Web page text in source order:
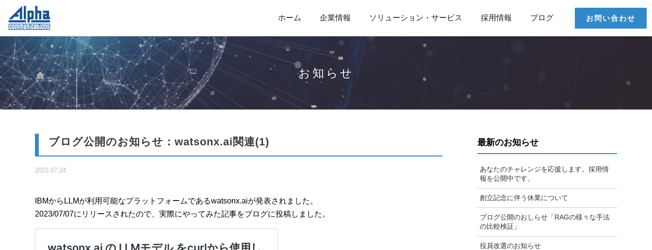
ホーム 企業情報 ソリューション・サービス 採用情報 ブログ お問い合わせ
お知らせ
ブログ公開のお知らせ：watsonx.ai関連(1)
2023.07.24
IBMからLLMが利用可能なプラットフォームであるwatsonx.aiが発表されました。
2023/07/07にリリースされたので、実際にやってみた記事をブログに投稿しました。
最新のお知らせ
あなたのチャレンジを応援します。採用情
報を公開中です。
創立記念に伴う休業について
ブログ公開のおしらせ「RAGの様々な手法
の比較検証」
役員改選のお知らせ